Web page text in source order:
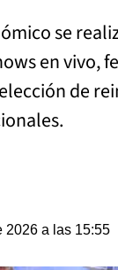
se
en vivo,
de
2026 a las 15:55